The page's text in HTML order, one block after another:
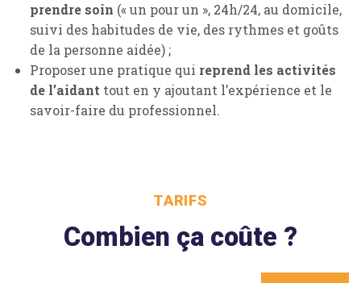
prendre soin (« un pour un », 24h/24, au domicile,
suivi des habitudes de vie, des rythmes et goûts
de la personne aidée) ;
Proposer une pratique qui reprend les activités
de l’aidant tout en y ajoutant l’expérience et le
savoir-faire du professionnel.
TARIFS
Combien ça coûte ?